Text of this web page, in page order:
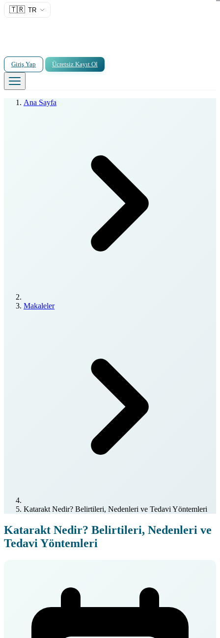
🇹🇷 TR
Giriş Yap Ücretsiz Kayıt Ol
Ana Sayfa
Makaleler
Katarakt Nedir? Belirtileri, Nedenleri ve Tedavi Yöntemleri
Katarakt Nedir? Belirtileri, Nedenleri ve
Tedavi Yöntemleri